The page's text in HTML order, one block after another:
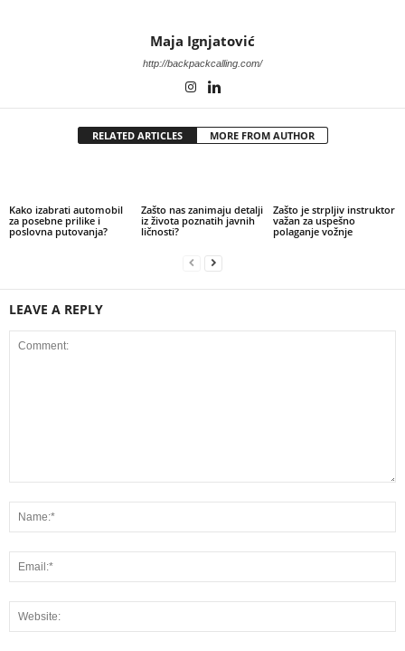
Maja Ignjatović
http://backpackcalling.com/
RELATED ARTICLES MORE FROM AUTHOR
Kako izabrati automobil
za posebne prilike i
poslovna putovanja?
Zašto nas zanimaju detalji
iz života poznatih javnih
ličnosti?
Zašto je strpljiv instruktor
važan za uspešno
polaganje vožnje
LEAVE A REPLY